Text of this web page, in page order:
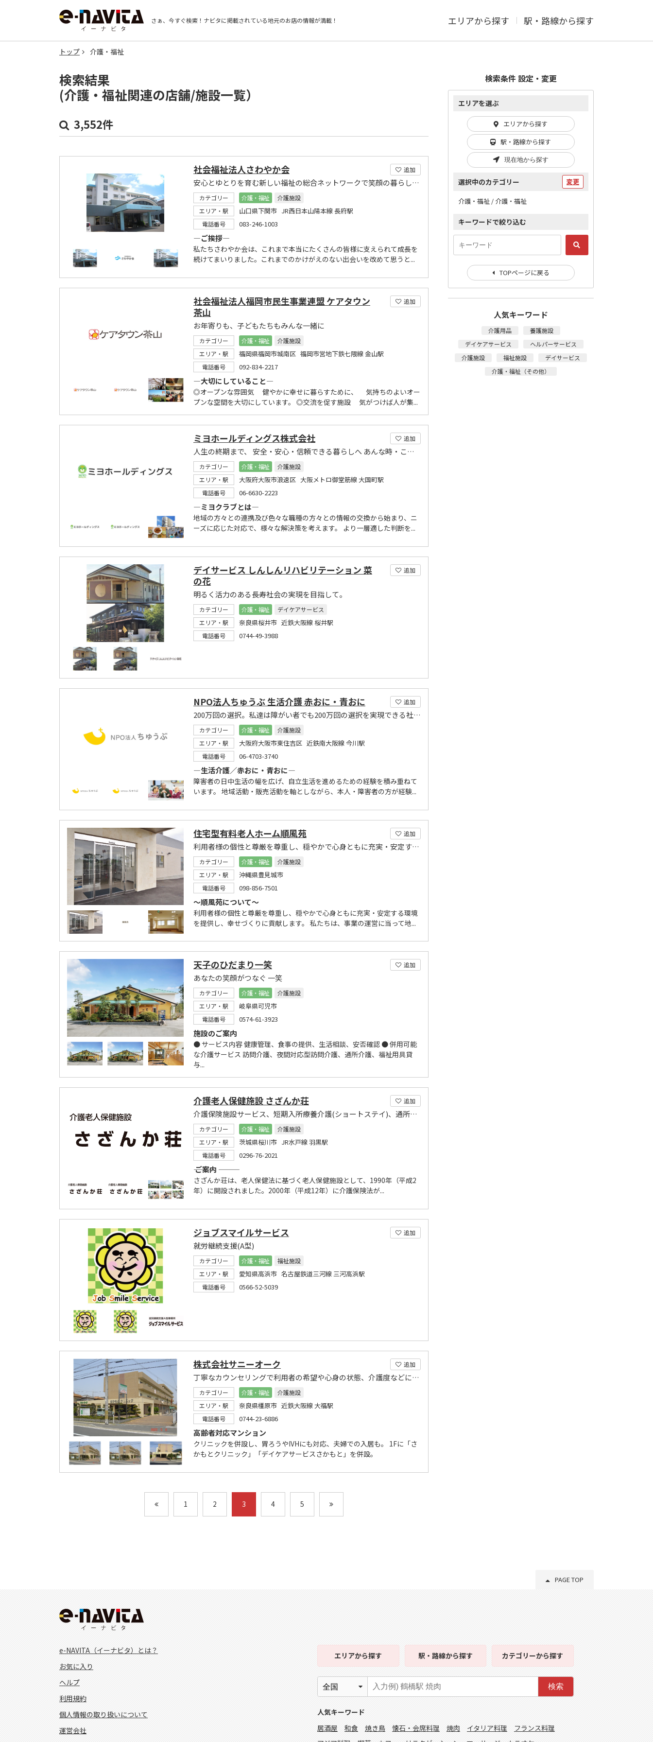
さぁ、今すぐ検索！ ナビタに掲載されている地元のお店の情報が満載！ エリアから探す 駅・路線から探す
トップ 介護・福祉
検索結果
(介護・福祉関連の店舗/施設一覧）
3,552件
追加
社会福祉法人さわやか会
安心とゆとりを育む新しい福祉の総合ネットワークで笑顔の暮らしを支えます
カテゴリー 介護・福祉
介護施設
エリア・駅
山口県下関市 JR西日本山陽本線 長府駅
電話番号 083-246-1003
―ご挨拶―
私たちさわやか会は、これまで本当にたくさんの皆様に支えられて成長を
続けてまいりました。これまでのかけがえのない出会いを改めて思うと...
追加
社会福祉法人福岡市民生事業連盟 ケアタウン
茶山
お年寄りも、子どもたちもみんな一緒に
カテゴリー 介護・福祉
介護施設
エリア・駅
福岡県福岡市城南区 福岡市営地下鉄七隈線 金山駅
電話番号 092-834-2217
―大切にしていること―
◎オープンな雰囲気 健やかに幸せに暮らすために、 気持ちのよいオー
プンな空間を大切にしています。 ◎交流を促す施設 気がつけば人が集...
追加
ミヨホールディングス株式会社
人生の終期まで、 安全・安心・信頼できる暮らしへ あんな時・こんな時・困った時のミヨクラブ
カテゴリー 介護・福祉
介護施設
エリア・駅
大阪府大阪市浪速区 大阪メトロ御堂筋線 大国町駅
電話番号 06-6630-2223
―ミヨクラブとは―
地域の方々との連携及び色々な職種の方々との情報の交換から始まり、ニ
ーズに応じた対応で、様々な解決策を考えます。 より一層適した判断を...
追加
デイサービス しんしんリハビリテーション 菜
の花
明るく活力のある長寿社会の実現を目指して。
カテゴリー 介護・福祉
デイケアサービス
エリア・駅
奈良県桜井市 近鉄大阪線 桜井駅
電話番号 0744-49-3988
追加
NPO法人ちゅうぶ 生活介護 赤おに・青おに
200万回の選択。私達は障がい者でも200万回の選択を実現できる社会作りを目指しています。
カテゴリー 介護・福祉
介護施設
エリア・駅
大阪府大阪市東住吉区 近鉄南大阪線 今川駅
電話番号 06-4703-3740
―生活介護／赤おに・青おに―
障害者の日中生活の幅を広げ、自立生活を進めるための経験を積み重ねて
います。 地域活動・販売活動を軸としながら、本人・障害者の方が経験...
追加
住宅型有料老人ホーム順風苑
利用者様の個性と尊厳を尊重し、穏やかで心身ともに充実・安定する環境を提供し、幸せづくりに
カテゴリー 介護・福祉
介護施設
エリア・駅
沖縄県豊見城市
電話番号 098-856-7501
～順風苑について～
利用者様の個性と尊厳を尊重し、穏やかで心身ともに充実・安定する環境
を提供し、幸せづくりに貢献します。 私たちは、事業の運営に当って地...
追加
天子のひだまり一笑
あなたの笑顔がつなぐ 一笑
カテゴリー 介護・福祉
介護施設
エリア・駅
岐阜県可児市
電話番号 0574-61-3923
施設のご案内
● サービス内容 健康管理、食事の提供、生活相談、安否確認 ● 併用可能
な介護サービス 訪問介護、夜間対応型訪問介護、通所介護、福祉用具貸
与...
追加
介護老人保健施設 さざんか荘
介護保険施設サービス、短期入所療養介護(ショートステイ)、通所リハビリテーション
カテゴリー 介護・福祉
介護施設
エリア・駅
茨城県桜川市 JR水戸線 羽黒駅
電話番号 0296-76-2021
――― ご案内 ―――
さざんか荘は、老人保健法に基づく老人保健施設として、1990年（平成2
年）に開設されました。2000年（平成12年）に介護保険法が...
追加
ジョブスマイルサービス
就労継続支援(A型)
カテゴリー 介護・福祉
福祉施設
エリア・駅
愛知県高浜市 名古屋鉄道三河線 三河高浜駅
電話番号 0566-52-5039
追加
株式会社サニーオーク
丁寧なカウンセリングで利用者の希望や心身の状態、介護度などに合わせた最適な住まいを提案。
カテゴリー 介護・福祉
介護施設
エリア・駅
奈良県橿原市 近鉄大阪線 大福駅
電話番号 0744-23-6886
高齢者対応マンション
クリニックを併設し、胃ろうやIVHにも対応、夫婦での入居も。 1Fに「さ
かもとクリニック」「デイケアサービスさかもと」を併設。
1 2 3 4 5
検索条件 設定・変更
エリアを選ぶ
エリアから探す
駅・路線から探す
現在地から探す
選択中のカテゴリー 変更
介護・福祉 / 介護・福祉
キーワードで絞り込む
TOPページに戻る
人気キーワード
介護用品
養護施設
デイケアサービス
ヘルパーサービス
介護施設
福祉施設
デイサービス
介護・福祉（その他）
PAGE TOP
e-NAVITA（イーナビタ）とは？
お気に入り
ヘルプ
利用規約
個人情報の取り扱いについて
運営会社
エリアから探す 駅・路線から探す カテゴリーから探す
検索
人気キーワード
居酒屋
和食 焼き鳥 懐石・会席料理 焼肉 イタリア料理
フランス料理